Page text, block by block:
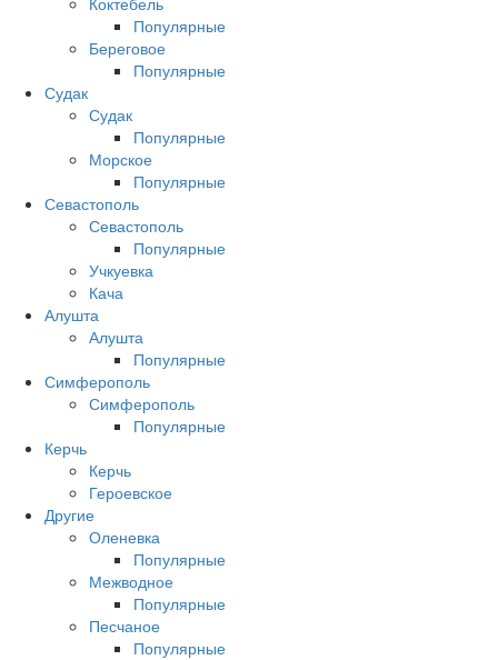
Популярные
Береговое
Популярные
Судак
Судак
Популярные
Морское
Популярные
Севастополь
Севастополь
Популярные
Учкуевка
Кача
Алушта
Алушта
Популярные
Симферополь
Симферополь
Популярные
Керчь
Керчь
Героевское
Другие
Оленевка
Популярные
Межводное
Популярные
Песчаное
Популярные